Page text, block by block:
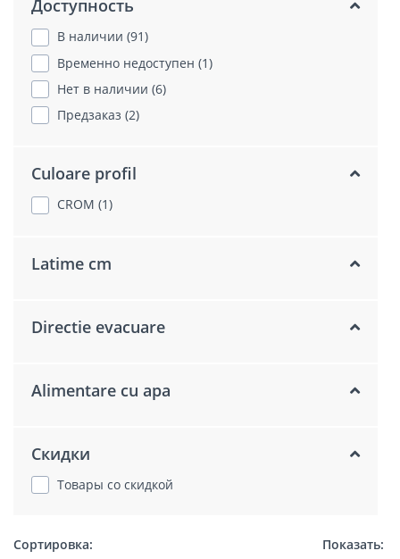
Доступность
В наличии (91)
Временно недоступен (1)
Нет в наличии (6)
Предзаказ (2)
Culoare profil
CROM (1)
Latime cm
Directie evacuare
Alimentare cu apa
Скидки
Товары со скидкой
Сортировка: Показать: